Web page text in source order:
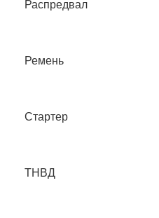
Распредвал
Ремень
Стартер
ТНВД